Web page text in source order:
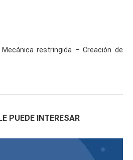
restringida – Creación de
PUEDE INTERESAR